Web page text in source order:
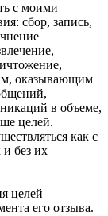
с моими
сбор, запись,
оказывающим
в объеме,
целей.
как с
и без их
целей
его отзыва.